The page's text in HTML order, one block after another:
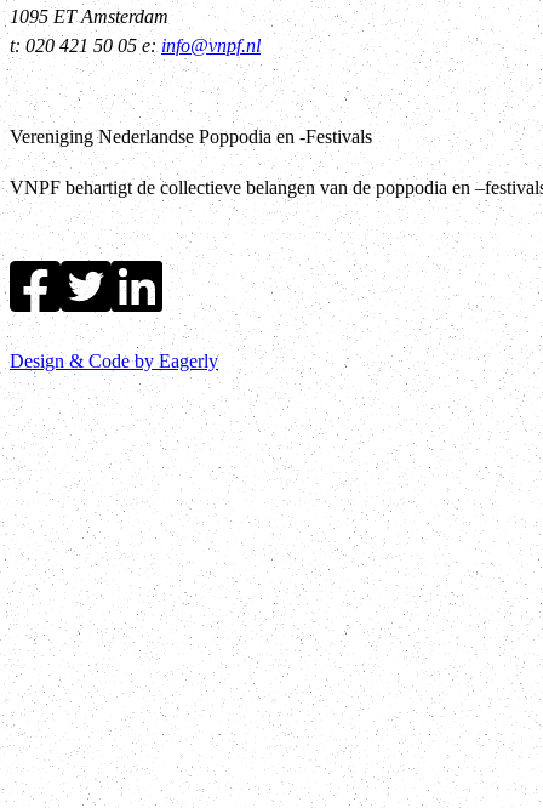
1095 ET Amsterdam
t: 020 421 50 05 e: info@vnpf.nl
Vereniging Nederlandse Poppodia en -Festivals
VNPF behartigt de collectieve belangen van de poppodia en
Design & Code by Eagerly